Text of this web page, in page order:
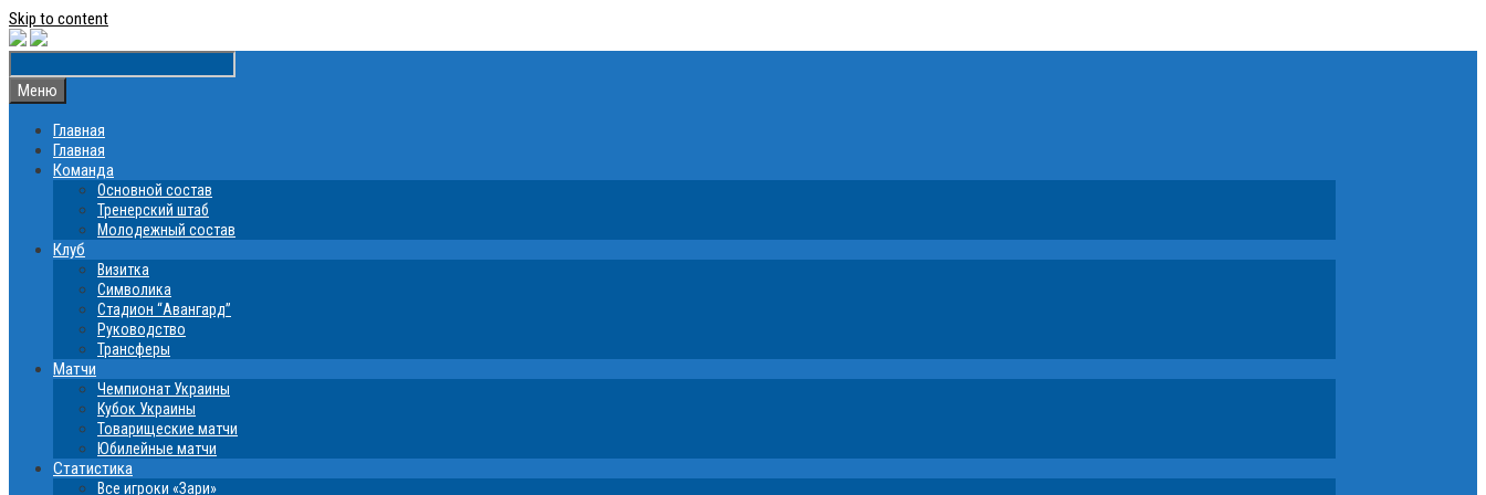
Skip to content
Меню
Главная
Главная
Команда
Основной состав
Тренерский штаб
Молодежный состав
Клуб
Визитка
Символика
Стадион “Авангард”
Руководство
Трансферы
Матчи
Чемпионат Украины
Кубок Украины
Товарищеские матчи
Юбилейные матчи
Статистика
Все игроки «Зари»